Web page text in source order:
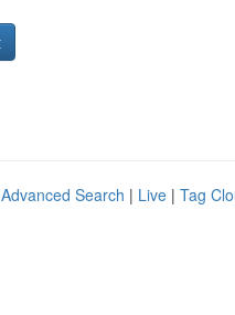
Advanced Search | Live | Tag